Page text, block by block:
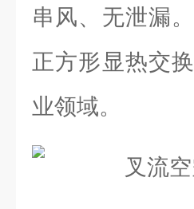
串风、无泄漏
正方形显热交
业领域。